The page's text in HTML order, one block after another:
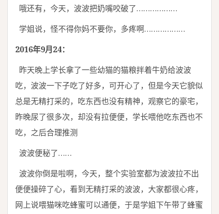
哦还有，今天，波波把奶嘴咬破了………………
学姐说，怪不得你妈不要你，多疼啊………………
2016年9月24：
昨天晚上学长拿了一些幼猫的猫粮拌着牛奶给波波
吃，波波一下子吃了好多，可开心了，但是今天它貌似
总是无精打采的，吃东西也没有精神，观察它的豪宅，
昨晚尿了很多次，却没有拉便便，学长喂他吃东西也不
吃，之后合理推测
波波便秘了……
波波你倒是啦啊，今天，整个实验室都为波波拉不出
便便操碎了心，看到无精打采的波波，大家都很心疼，
网上说喂猫咪吃蜂蜜可以通便，于是学姐下午带了蜂蜜